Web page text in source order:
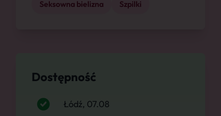
Seksowna bielizna Szpilki
Dostępność
Łódź, 07.08